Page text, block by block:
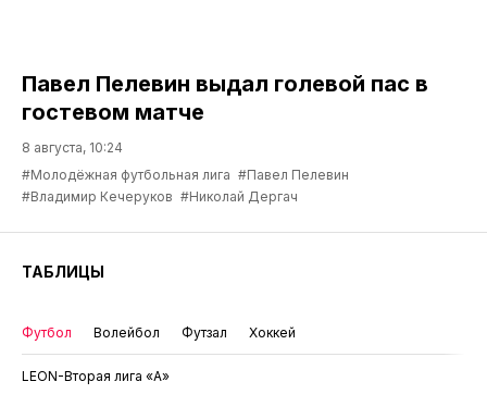
Павел Пелевин выдал голевой пас в
гостевом матче
8 августа, 10:24
#Молодёжная футбольная лига #Павел Пелевин
#Владимир Кечеруков #Николай Дергач
ТАБЛИЦЫ
Футбол Волейбол Футзал Хоккей
LEON-Вторая лига «А»